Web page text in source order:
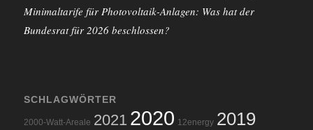
Minimaltarife für Photovoltaik-Anlagen: Was hat der
Bundesrat für 2026 beschlossen?
SCHLAGWÖRTER
2000-Watt-Areale 2021 2020 12energy 2019